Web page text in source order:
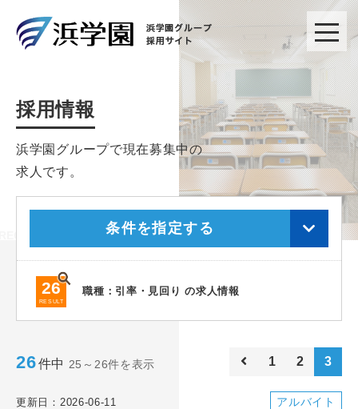
採用情報
浜学園グループで現在募集中の
求人です。
条件を指定する
26
RESULT
職種：引率・見回り の求人情報
26件中 25～26件を表示 1 2 3
更新日：2026-06-11 アルバイト